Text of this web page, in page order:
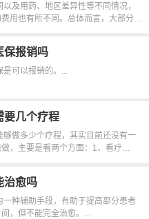
及用药、地区差异性等不同情况，
用也有所不同。总体而言，大部分患
保报销吗
可以报销的。...
要几个疗程
做多少个疗程，其实目前还没有一
，主要是看两个方面：1、看疗
治愈吗
种辅助手段，有助于提高部分患者
，但不能完全治愈。...